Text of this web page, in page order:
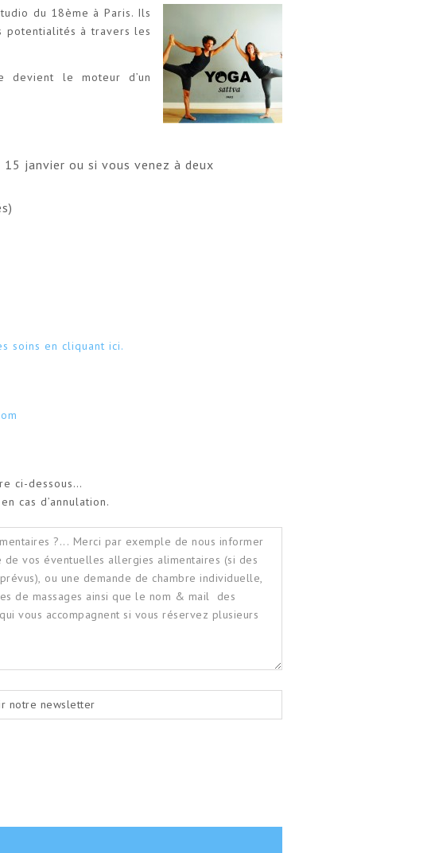
du 18ème à Paris. Ils
potentialités à travers les
devient le moteur d’un
janvier ou si vous venez à deux
soins en cliquant ici.
ci-dessous…
cas d’annulation.
notre newsletter